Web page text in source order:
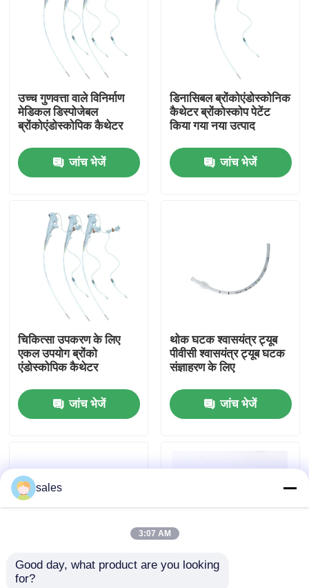
उत्पाद
वीआर दिखाएँ
हमारे बारे में
फैक्टरी यात्रा
गुणवत्ता नियंत्रण
एक बोली का अनुरोध
स्वरयंत्र मुखौटा वायुमार्ग
उच्च गुणवत्ता वाले विनिर्माण
मेडिकल डिस्पोजेबल
ब्रोंकोएंडोस्कोपिक कैथेटर
जांच भेजें
डिनासिबल ब्रोंकोएंडोस्कोनिक
कैथेटर ब्रोंकोस्कोप पेटेंट
किया गया नया उत्पाद
जांच भेजें
चिकित्सा उपकरण के लिए
एकल उपयोग ब्रोंको
एंडोस्कोपिक कैथेटर
जांच भेजें
थोक घटक श्वासयंत्र ट्यूब
पीवीसी श्वासयंत्र ट्यूब घटक
संज्ञाहरण के लिए
जांच भेजें
स्टेरिल पीवीसी एंडोट्रैचियल
sales
3:07 AM
Good day, what product are you looking
for?